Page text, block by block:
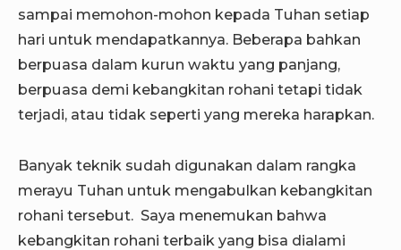
sampai memohon-mohon kepada Tuhan setiap
hari untuk mendapatkannya. Beberapa bahkan
berpuasa dalam kurun waktu yang panjang,
berpuasa demi kebangkitan rohani tetapi tidak
terjadi, atau tidak seperti yang mereka harapkan.
Banyak teknik sudah digunakan dalam rangka
merayu Tuhan untuk mengabulkan kebangkitan
rohani tersebut. Saya menemukan bahwa
kebangkitan rohani terbaik yang bisa dialami